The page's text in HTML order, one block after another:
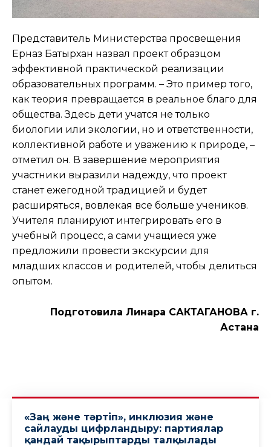
Представитель Министерства просвещения
Ерназ Батырхан назвал проект образцом
эффективной практической реализации
образовательных программ. – Это пример того,
как теория превращается в реальное благо для
общества. Здесь дети учатся не только
биологии или экологии, но и ответственности,
коллективной работе и уважению к природе, –
отметил он. В завершение мероприятия
участники выразили надежду, что проект
станет ежегодной традицией и будет
расширяться, вовлекая все больше учеников.
Учителя планируют интегрировать его в
учебный процесс, а сами учащиеся уже
предложили провести экскурсии для
младших классов и родителей, чтобы делиться
опытом.
Подготовила Линара САКТАГАНОВА г.
Астана
«Заң және тәртіп», инклюзия және
сайлауды цифрландыру: партиялар
қандай тақырыптарды талқылады